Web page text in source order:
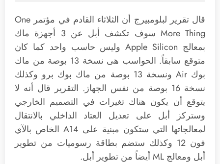
قال تقرير لبلومبيرج أن الثلاثاء القادم في مؤتمر One
More Thing سوف تكشف أبل عن 3 أجهزة ماك
بمعالج Apple Silicon وليس حاسب واحد كما كان
متوقع سابقاً. الحواسب هى نسخة 13 بوصة من ماك
بوك Air ونسخة 13 بوصة من ماك بوك برو وكذلك
نسخة 16 بوصة من نفس الجهاز. التقرير قال أنه لا
يتوقع أن يكون هناك تغيرات في التصميم الخارجي
وستركز أبل على تعديل العتاد الداخلي بالانتقال
لمعالجاتها التي ستكون مبنية على A14 الخاص بالآي
فون 12 وكذلك ستضم بطاقة رسوميات من تطوير
أبل ومعالج ML أيضاً من تطوير أبل.